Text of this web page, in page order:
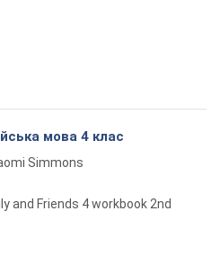
мова 4 клас
Simmons
and Friends 4 workbook 2nd